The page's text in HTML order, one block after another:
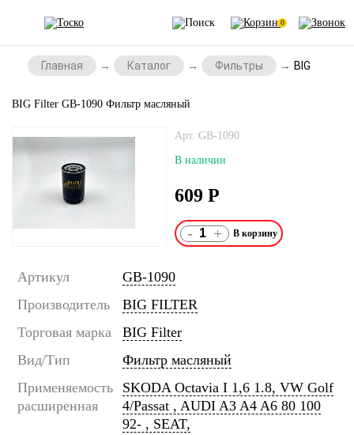
0
Главная Каталог Фильтры BIG Filter
BIG Filter GB-1090 Фильтр масляный
Арт. GB-1090
В наличии
609 Р
- +
Артикул
GB-1090
Производитель
BIG FILTER
Торговая марка
BIG Filter
Вид/Тип
Фильтр масляный
Применяемость
расширенная
SKODA Octavia I 1,6 1.8, VW Golf
4/Passat , AUDI A3 A4 A6 80 100
92- , SEAT,